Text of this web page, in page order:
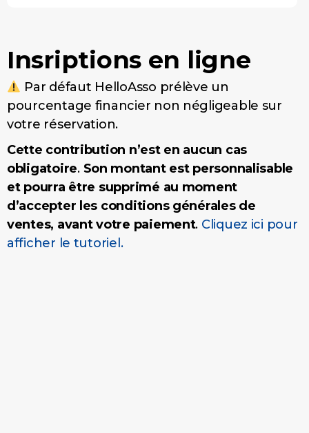
Insriptions en ligne
Par défaut HelloAsso prélève un
pourcentage financier non négligeable sur
votre réservation.
Cette contribution n’est en aucun cas
obligatoire. Son montant est personnalisable
et pourra être supprimé au moment
d’accepter les conditions générales de
ventes, avant votre paiement. Cliquez ici pour
afficher le tutoriel.